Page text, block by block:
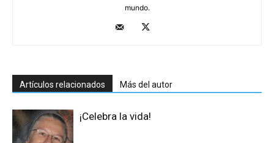
mundo.
Artículos relacionados Más del autor
¡Celebra la vida!